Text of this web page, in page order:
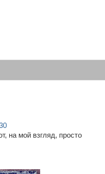
на мой взгляд, просто